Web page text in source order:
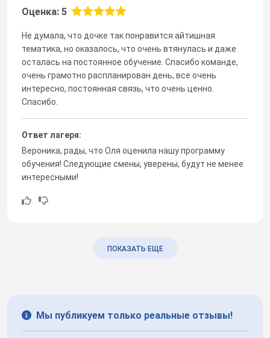
Оценка: 5
Не думала, что дочке так понравится айтишная
тематика, но оказалось, что очень втянулась и даже
осталась на постоянное обучение. Спасибо команде,
очень грамотно распланирован день, все очень
интересно, постоянная связь, что очень ценно.
Спасибо.
Ответ лагеря:
Вероника, рады, что Оля оценила нашу программу
обучения! Следующие смены, уверены, будут не менее
интересными!
ПОКАЗАТЬ ЕЩЕ
Мы публикуем только реальные отзывы!